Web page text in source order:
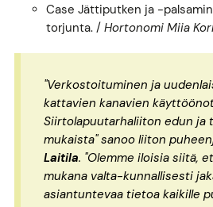
Case Jättiputken ja -
torjunta. / Hortonomi Miia
"Verkostoituminen ja
kattavien kanavien
Siirtolapuutarhaliiton edun ja
mukaista" sanoo liiton
Laitila. "Olemme iloisia siitä,
mukana valta-kunnallisesti
asiantuntevaa tietoa kaikille